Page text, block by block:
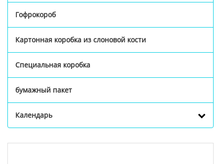
Гофрокороб
Картонная коробка из слоновой кости
Специальная коробка
бумажный пакет
Календарь